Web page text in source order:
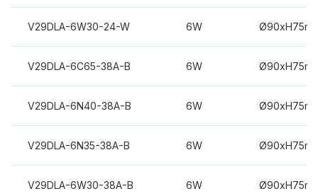
V29DLA-6W30-24-W 6W
V29DLA-6C65-38A-B 6W
V29DLA-6N40-38A-B 6W
V29DLA-6N35-38A-B 6W
V29DLA-6W30-38A-B 6W